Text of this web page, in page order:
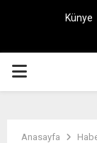
Künye
PRIMARY
Anasayfa